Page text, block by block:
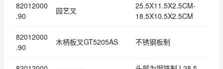
82012000
.90
园艺叉
25.5X11.5X2.5CM-
18.5X10.5X2.5CM
82012000
.90
木柄板叉GT5205AS 不锈钢板制